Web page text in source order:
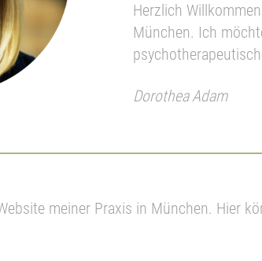
Herzlich
München. Ich
Dorothea Adam
meiner Praxis in München. Hier